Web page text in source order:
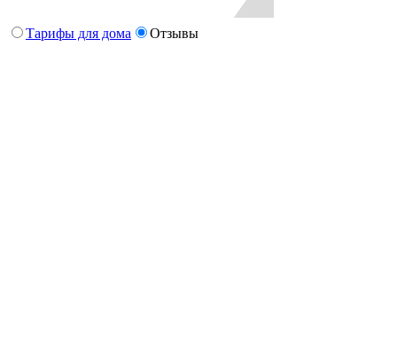
Тарифы для дома Отзывы